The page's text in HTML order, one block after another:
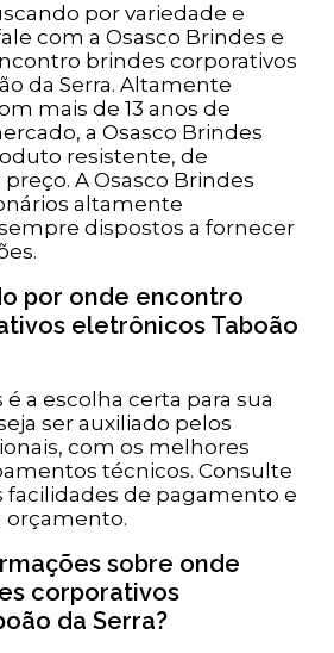
por variedade e
com a Osasco Brindes e
brindes corporativos
da Serra. Altamente
mais de 13 anos de
a Osasco Brindes
resistente, de
A Osasco Brindes
altamente
dispostos a fornecer
por onde encontro
eletrônicos Taboão
é a escolha certa para sua
ser auxiliado pelos
com os melhores
técnicos. Consulte
facilidades de pagamento e
orçamento.
sobre onde
corporativos
da Serra?